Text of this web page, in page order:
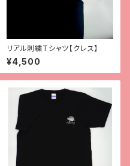
リアル刺繍Tシャツ【クレス】
¥4,500